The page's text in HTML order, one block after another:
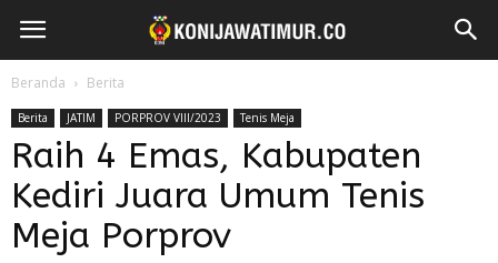
Beranda Berita
Berita JATIM PORPROV VIII/2023 Tenis Meja
Raih 4 Emas, Kabupaten
Kediri Juara Umum Tenis
Meja Porprov